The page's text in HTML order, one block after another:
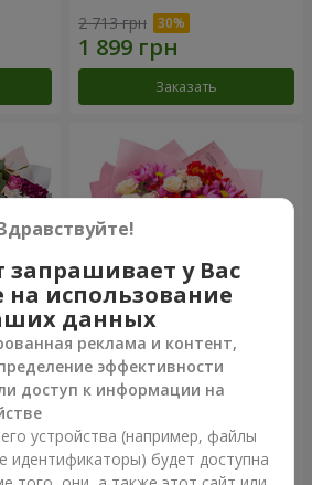
2 713 грн
Заказать
Букет "Нежная любовь"
Заказать
запрашивает у Вас
на использование
данных
реклама и контент,
эффективности
доступ к информации на
устройства (например, файлы
идентификаторы) будет доступна